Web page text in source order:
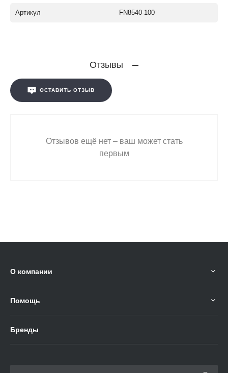
Артикул FN8540-100
Отзывы
ОСТАВИТЬ ОТЗЫВ
Отзывов ещё нет – ваш может стать
первым
О компании
Помощь
Бренды